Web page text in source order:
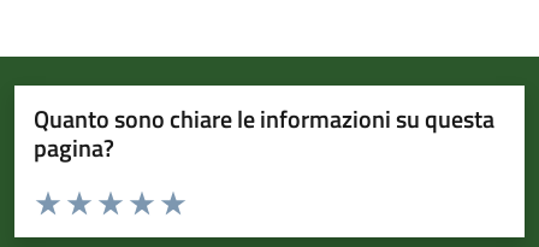
Quanto sono chiare le informazioni su questa
pagina?
Valuta da 1 a 5 stelle la pagina
Valuta 5 stelle su 5
Valuta 4 stelle su 5
Valuta 3 stelle su 5
Valuta 2 stelle su 5
Valuta 1 stelle su 5